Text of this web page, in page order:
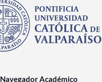
Navegador Académico